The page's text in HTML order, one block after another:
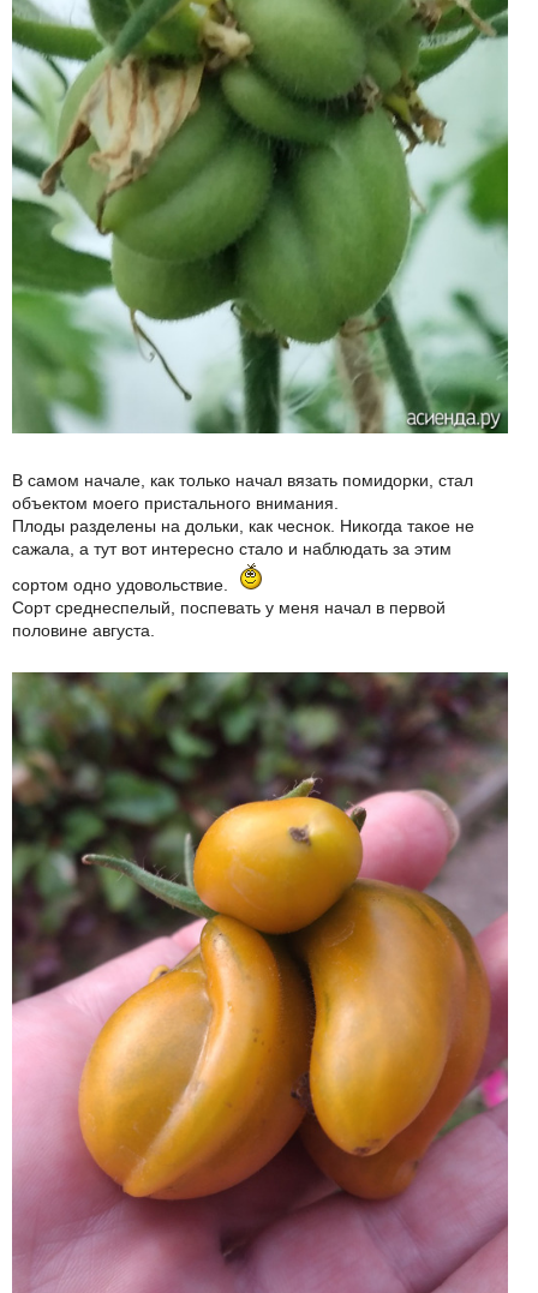
В самом начале, как только начал вязать помидорки, стал
объектом моего пристального внимания.
Плоды разделены на дольки, как чеснок. Никогда такое не
сажала, а тут вот интересно стало и наблюдать за этим
сортом одно удовольствие.
Сорт среднеспелый, поспевать у меня начал в первой
половине августа.